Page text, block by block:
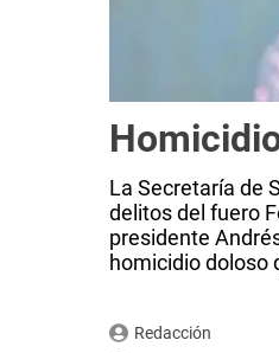
La Secretaría de
delitos del fuero
presidente
homicidio doloso
Redacción